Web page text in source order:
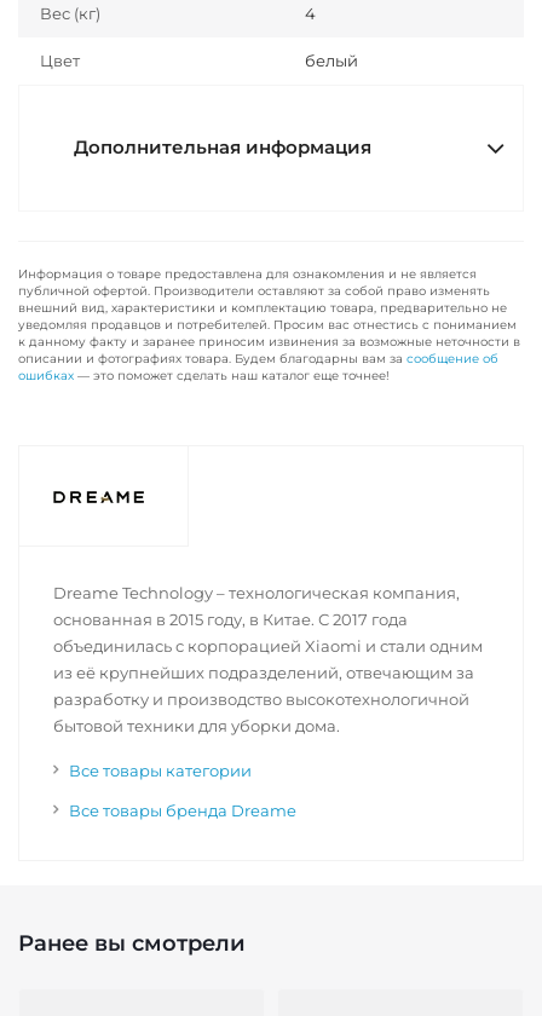
Вес (кг) 4
Цвет белый
Дополнительная информация
Информация о товаре предоставлена для ознакомления и не является
публичной офертой. Производители оставляют за собой право изменять
внешний вид, характеристики и комплектацию товара, предварительно не
уведомляя продавцов и потребителей. Просим вас отнестись с пониманием
к данному факту и заранее приносим извинения за возможные неточности в
описании и фотографиях товара. Будем благодарны вам за сообщение об
ошибках — это поможет сделать наш каталог еще точнее!
Dreame Technology – технологическая компания,
основанная в 2015 году, в Китае. С 2017 года
объединилась с корпорацией Xiaomi и стали одним
из её крупнейших подразделений, отвечающим за
разработку и производство высокотехнологичной
бытовой техники для уборки дома.
Все товары категории
Все товары бренда Dreame
Ранее вы смотрели